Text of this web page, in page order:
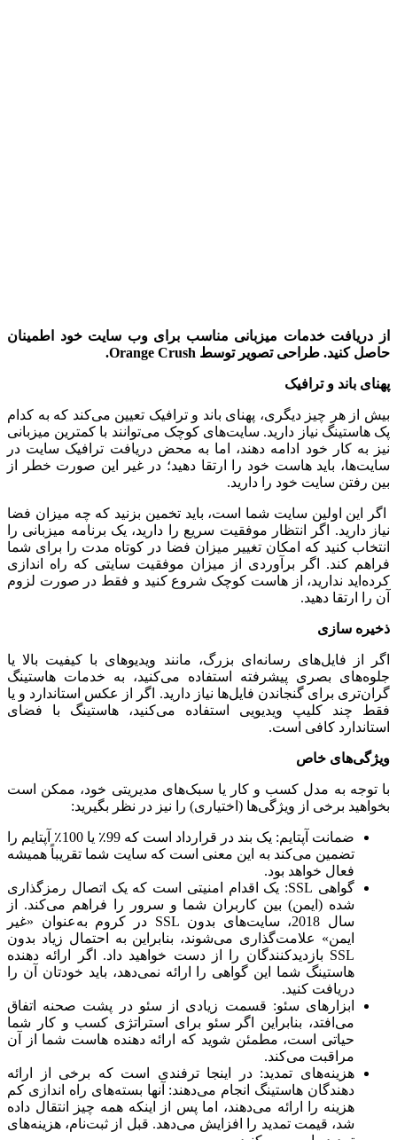
از دریافت خدمات میزبانی مناسب برای وب سایت خود اطمینان
حاصل کنید. طراحی تصویر توسط
.
پهنای باند و ترافیک
بیش از هر چیز دیگری، پهنای باند و ترافیک تعیین می‌کند که به کدام
پک هاستینگ نیاز دارید. سایت‌های کوچک می‌توانند با کمترین میزبانی
نیز به کار خود ادامه دهند، اما به محض دریافت ترافیک سایت در
سایت‌ها، باید هاست خود را ارتقا دهید؛ در غیر این صورت خطر از
بین رفتن سایت خود را دارید.
اگر این اولین سایت شما است، باید تخمین بزنید که چه میزان فضا
نیاز دارید. اگر انتظار موفقیت سریع را دارید، یک برنامه میزبانی را
انتخاب کنید که امکان تغییر میزان فضا در کوتاه مدت را برای شما
فراهم کند. اگر برآوردی از میزان موفقیت سایتی که راه اندازی
کرده‌اید ندارید، از هاست کوچک شروع کنید و فقط در صورت لزوم
آن را ارتقا دهید.
ذخیره سازی
اگر از فایل‌های رسانه‌ای بزرگ، مانند ویدیوهای با کیفیت بالا یا
جلوه‌های بصری پیشرفته استفاده می‌کنید، به خدمات هاستینگ
گران‌تری برای گنجاندن فایل‌ها نیاز دارید. اگر از عکس استاندارد و یا
فقط چند کلیپ ویدیویی استفاده می‌کنید، هاستینگ با فضای
استاندارد کافی است.
ویژگی‌های خاص
با توجه به مدل کسب و کار یا سبک‌های مدیریتی خود، ممکن است
بخواهید برخی از ویژگی‌ها (اختیاری) را نیز در نظر بگیرید:
ضمانت آپتایم: یک بند در قرارداد است که 99٪ یا 100٪ آپتایم را
تضمین می‌کند به این معنی است که سایت شما تقریباً همیشه
فعال خواهد بود.
گواهی SSL: یک اقدام امنیتی است که یک اتصال رمزگذاری
شده (ایمن) بین کاربران شما و سرور را فراهم می‌کند. از
سال 2018، سایت‌های بدون SSL در کروم به‌عنوان «غیر
ایمن» علامت‌گذاری می‌شوند، بنابراین به احتمال زیاد بدون
SSL بازدیدکنندگان را از دست خواهید داد. اگر ارائه دهنده
هاستینگ شما این گواهی را ارائه نمی‌دهد، باید خودتان آن را
دریافت کنید.
ابزارهای سئو: قسمت زیادی از سئو در پشت صحنه اتفاق
می‌افتد، بنابراین اگر سئو برای استراتژی کسب و کار شما
حیاتی است، مطمئن شوید که ارائه دهنده هاست شما از آن
مراقبت می‌کند.
هزینه‌های تمدید: در اینجا ترفندی است که برخی از ارائه
دهندگان هاستینگ انجام می‌دهند: آنها بسته‌های راه اندازی کم
هزینه را ارائه می‌دهند، اما پس از اینکه همه چیز انتقال داده
شد، قیمت تمدید را افزایش می‌دهد. قبل از ثبت‌نام، هزینه‌های